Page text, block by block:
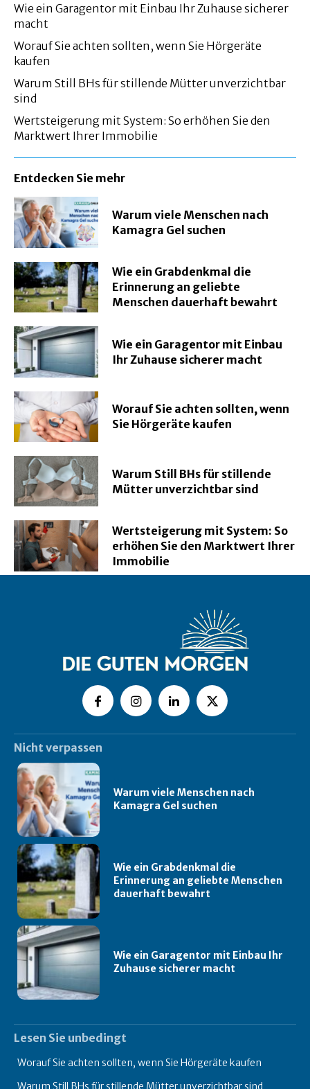
Wie ein Garagentor mit Einbau Ihr Zuhause sicherer
macht
Worauf Sie achten sollten, wenn Sie Hörgeräte
kaufen
Warum Still BHs für stillende Mütter unverzichtbar
sind
Wertsteigerung mit System: So erhöhen Sie den
Marktwert Ihrer Immobilie
Entdecken Sie mehr
Warum viele Menschen nach
Kamagra Gel suchen
Wie ein Grabdenkmal die
Erinnerung an geliebte
Menschen dauerhaft bewahrt
Wie ein Garagentor mit Einbau
Ihr Zuhause sicherer macht
Worauf Sie achten sollten, wenn
Sie Hörgeräte kaufen
Warum Still BHs für stillende
Mütter unverzichtbar sind
Wertsteigerung mit System: So
erhöhen Sie den Marktwert Ihrer
Immobilie
Nicht verpassen
Warum viele Menschen nach
Kamagra Gel suchen
Wie ein Grabdenkmal die
Erinnerung an geliebte Menschen
dauerhaft bewahrt
Wie ein Garagentor mit Einbau Ihr
Zuhause sicherer macht
Lesen Sie unbedingt
Worauf Sie achten sollten, wenn Sie Hörgeräte kaufen
Warum Still BHs für stillende Mütter unverzichtbar sind